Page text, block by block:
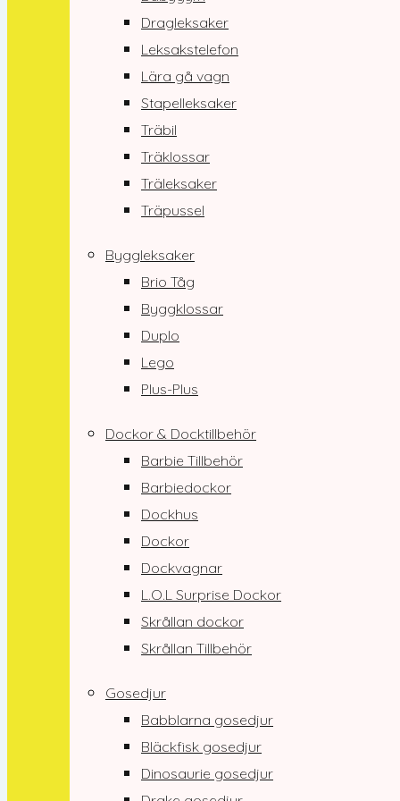
Dragleksaker
Leksakstelefon
Lära gå vagn
Stapelleksaker
Träbil
Träklossar
Träleksaker
Träpussel
Byggleksaker
Brio Tåg
Byggklossar
Duplo
Lego
Plus-Plus
Dockor & Docktillbehör
Barbie Tillbehör
Barbiedockor
Dockhus
Dockor
Dockvagnar
L.O.L Surprise Dockor
Skrållan dockor
Skrållan Tillbehör
Gosedjur
Babblarna gosedjur
Bläckfisk gosedjur
Dinosaurie gosedjur